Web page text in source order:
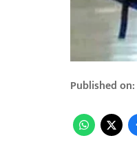
Published on: